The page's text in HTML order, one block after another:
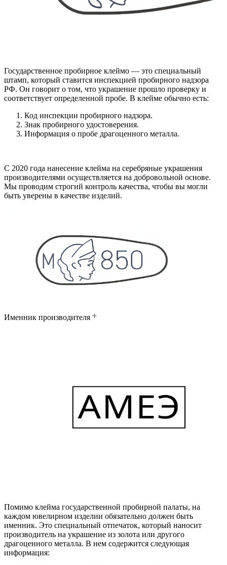
Государственное пробирное клеймо — это специальный
штамп, который ставится инспекцией пробирного надзора
РФ. Он говорит о том, что украшение прошло проверку и
соответствует определенной пробе. В клейме обычно есть:
Код инспекции пробирного надзора.
Знак пробирного удостоверения.
Информация о пробе драгоценного металла.
С 2020 года нанесение клейма на серебряные украшения
производителями осуществляется на добровольной основе.
Мы проводим строгий контроль качества, чтобы вы могли
быть уверены в качестве изделий.
Именник производителя
Помимо клейма государственной пробирной палаты, на
каждом ювелирном изделии обязательно должен быть
именник. Это специальный отпечаток, который наносит
производитель на украшение из золота или другого
драгоценного металла. В нем содержится следующая
информация: